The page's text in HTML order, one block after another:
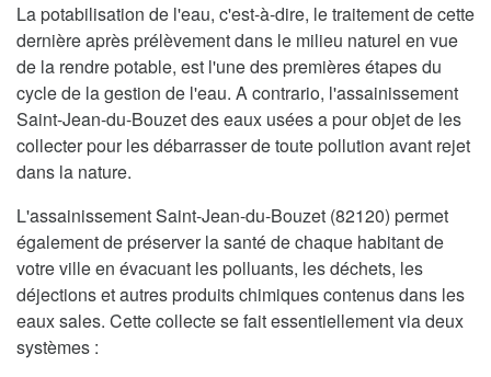
La potabilisation de l'eau, c'est-à-dire, le traitement de cette
dernière après prélèvement dans le milieu naturel en vue
de la rendre potable, est l'une des premières étapes du
cycle de la gestion de l'eau. A contrario, l'assainissement
Saint-Jean-du-Bouzet des eaux usées a pour objet de les
collecter pour les débarrasser de toute pollution avant rejet
dans la nature.
L'assainissement Saint-Jean-du-Bouzet (82120) permet
également de préserver la santé de chaque habitant de
votre ville en évacuant les polluants, les déchets, les
déjections et autres produits chimiques contenus dans les
eaux sales. Cette collecte se fait essentiellement via deux
systèmes :